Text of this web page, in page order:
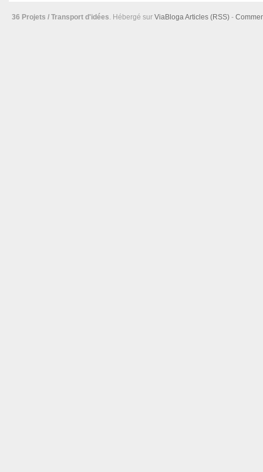
36 Projets / Transport d'idées . Hébergé sur ViaBloga Articles (RSS) -